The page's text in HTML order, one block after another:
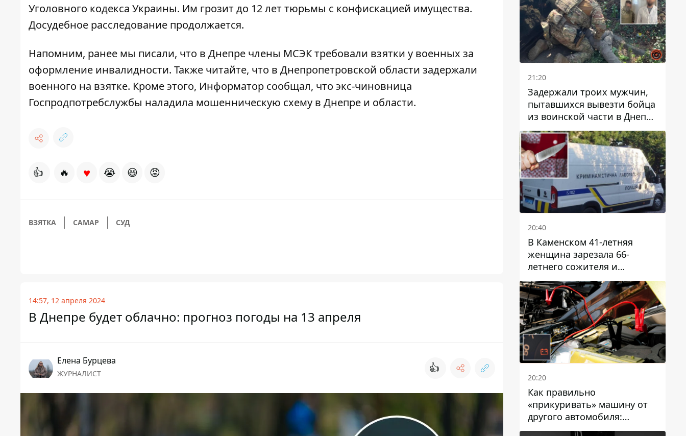
Уголовного кодекса Украины. Им грозит до 12 лет тюрьмы с конфискацией имущества.
Досудебное расследование продолжается.
Напомним, ранее мы писали, что в Днепре члены МСЭК требовали взятки у военных за
оформление инвалидности. Также читайте, что в Днепропетровской области задержали
военного на взятке. Кроме этого, Информатор сообщал, что экс-чиновница
Госпродпотребслужбы наладила мошенническую схему в Днепре и области.
👍 🔥 ♥ 😭 😆 😡
ВЗЯТКА САМАР СУД
14:57, 12 апреля 2024
В Днепре будет облачно: прогноз погоды на 13 апреля
Елена Бурцева
ЖУРНАЛИСТ 👍
21:20
Задержали троих мужчин,
пытавшихся вывезти бойца
из воинской части в Днепр
за 7 тысяч долларов: среди
них был врач
20:40
В Каменском 41-летняя
женщина зарезала 66-
летнего сожителя и
пыталась обмануть
полицейских
20:20
Как правильно
«прикуривать» машину от
другого автомобиля:
инструкция для водителей